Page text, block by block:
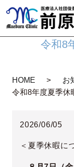
令和8
HOME
お
令和8年度夏季休
2026/06/05
＜夏季休暇に